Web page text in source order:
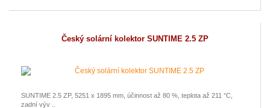
Český solární kolektor SUNTIME 2.5 ZP
SUNTIME 2.5 ZP, 5251 x 1895 mm, účinnost až 80 %, teplota až 211 °C,
zadní výv ..